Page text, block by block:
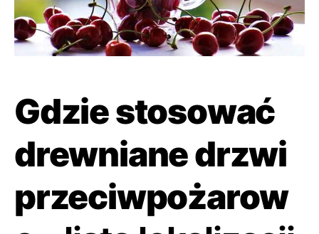
Gdzie stosować
drewniane drzwi
przeciwpożarow